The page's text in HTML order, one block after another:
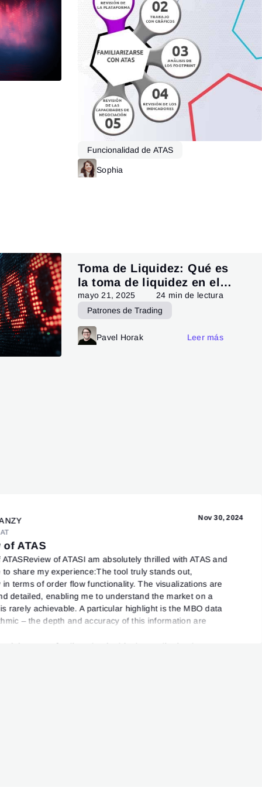
Funcionalidad de ATAS
Sophia
Toma de Liquidez: Qué es
la toma de liquidez en el
trading
mayo 21, 2025
24 min de lectura
Patrones de Trading
Análisis Técnico
Technical analysis
Pavel Horak Leer más
AT
Nov 30, 2024
of ATAS
ATASReview of ATASI am absolutely thrilled with ATAS and
to share my experience:The tool truly stands out,
in terms of order flow functionality. The visualizations are
detailed, enabling me to understand the market on a
rarely achievable. A particular highlight is the MBO data
– the depth and accuracy of this information are
dynamics.Another standout feature is the heatmap,